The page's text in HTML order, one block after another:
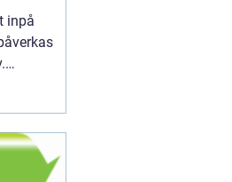
inpå
och
och
år